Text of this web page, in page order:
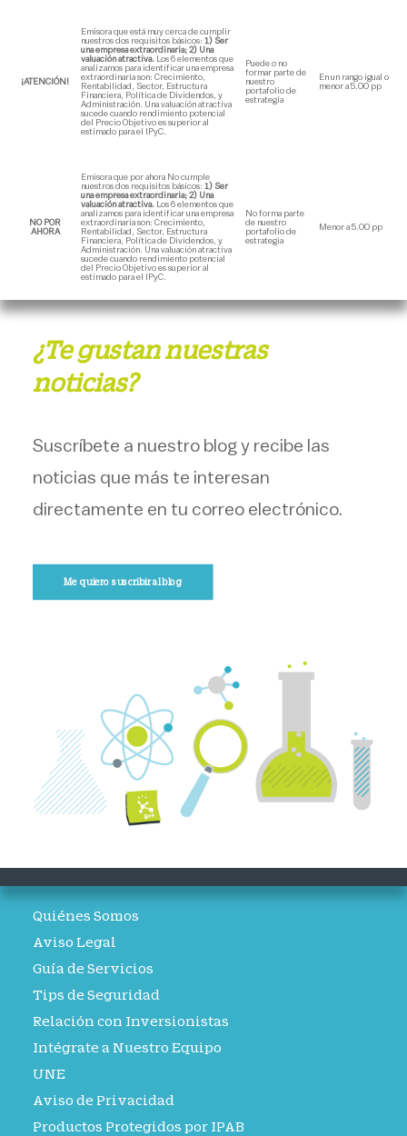
¡ATENCIÓN!
Emisora que está muy cerca de cumplir
nuestros dos requisitos básicos: 1) Ser
una empresa extraordinaria; 2) Una
valuación atractiva. Los 6 elementos que
analizamos para identificar una empresa
extraordinaria son: Crecimiento,
Rentabilidad, Sector, Estructura
Financiera, Política de Dividendos, y
Administración. Una valuación atractiva
sucede cuando rendimiento potencial
del Precio Objetivo es superior al
estimado para el IPyC.
Puede o no
formar parte de
nuestro
portafolio de
estrategia
En un rango igual o
menor a 5.00 pp
NO POR
AHORA
Emisora que por ahora No cumple
nuestros dos requisitos básicos: 1) Ser
una empresa extraordinaria; 2) Una
valuación atractiva. Los 6 elementos que
analizamos para identificar una empresa
extraordinaria son: Crecimiento,
Rentabilidad, Sector, Estructura
Financiera, Política de Dividendos, y
Administración. Una valuación atractiva
sucede cuando rendimiento potencial
del Precio Objetivo es superior al
estimado para el IPyC.
No forma parte
de nuestro
portafolio de
estrategia
Menor a 5.00 pp
¿Te gustan nuestras
noticias?
Suscríbete a nuestro blog y recibe las
noticias que más te interesan
directamente en tu correo electrónico.
Me quiero suscribir al blog
Quiénes Somos
Aviso Legal
Guía de Servicios
Tips de Seguridad
Relación con Inversionistas
Intégrate a Nuestro Equipo
UNE
Aviso de Privacidad
Productos Protegidos por IPAB